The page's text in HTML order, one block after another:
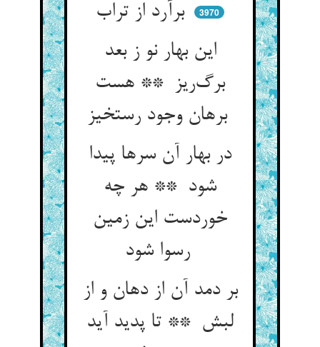
برآرد از تراب
3970
این بهار نو ز بعد
برگ‌ریز ** هست
برهان وجود رستخیز
در بهار آن سرها پیدا
شود ** هر چه
خوردست این زمین
رسوا شود
بر دمد آن از دهان و از
لبش ** تا پدید آید